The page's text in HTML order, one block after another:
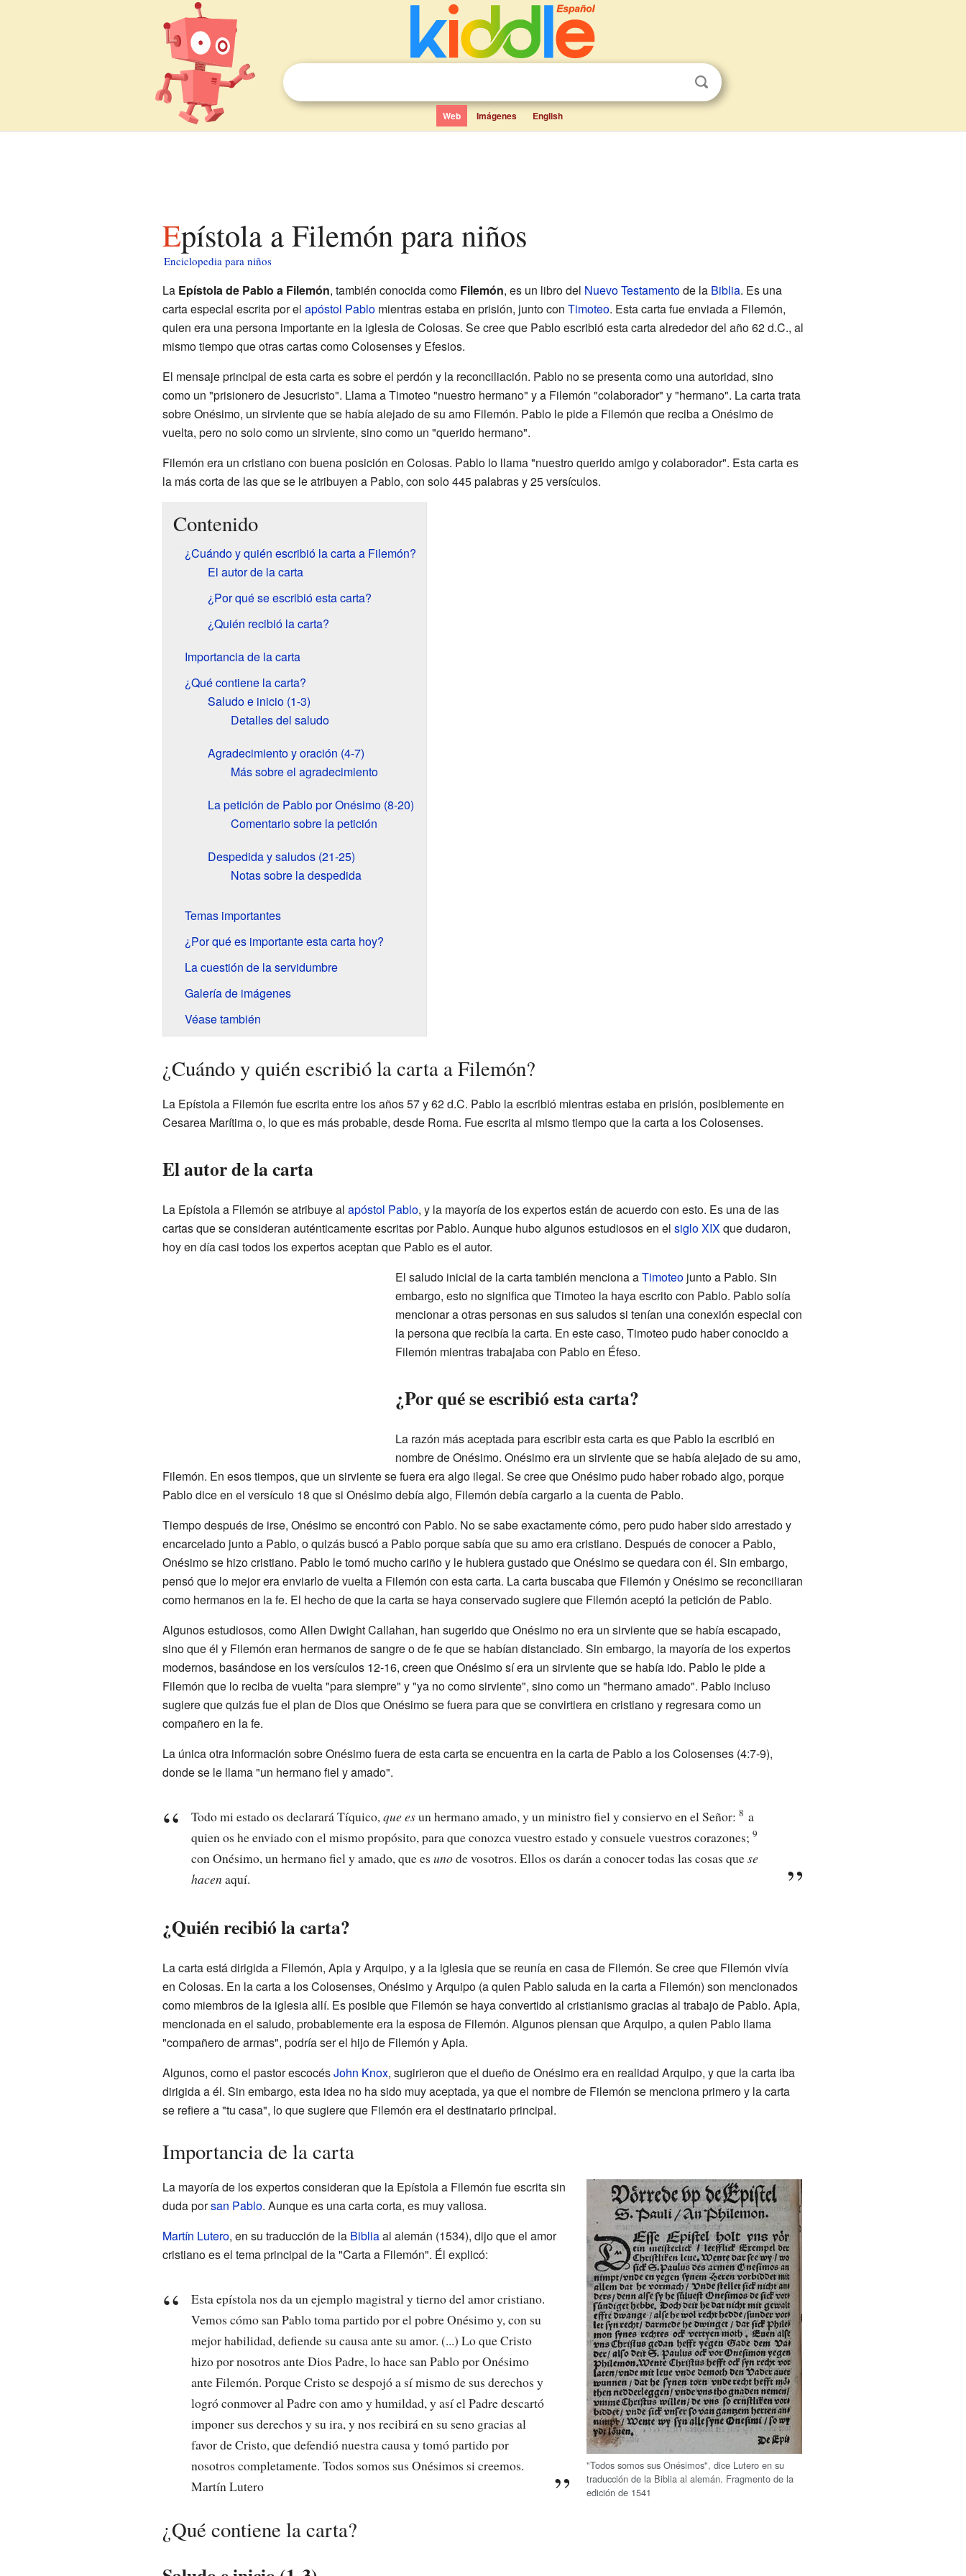
Web Imágenes English
Epístola a Filemón para niños
Enciclopedia para niños
La Epístola de Pablo a Filemón, también conocida como Filemón, es un libro del Nuevo Testamentode la Biblia. Es una
carta especial escrita por el apóstol Pablomientras estaba en prisión, junto con Timoteo. Esta carta fue enviada a Filemón,
quien era una persona importante en la iglesia de Colosas. Se cree que Pablo escribió esta carta alrededor del año 62 d.C., al
mismo tiempo que otras cartas como Colosenses y Efesios.
El mensaje principal de esta carta es sobre el perdón y la reconciliación. Pablo no se presenta como una autoridad, sino
como un "prisionero de Jesucristo". Llama a Timoteo "nuestro hermano" y a Filemón "colaborador" y "hermano". La carta trata
sobre Onésimo, un sirviente que se había alejado de su amo Filemón. Pablo le pide a Filemón que reciba a Onésimo de
vuelta, pero no solo como un sirviente, sino como un "querido hermano".
Filemón era un cristiano con buena posición en Colosas. Pablo lo llama "nuestro querido amigo y colaborador". Esta carta es
la más corta de las que se le atribuyen a Pablo, con solo 445 palabras y 25 versículos.
Contenido
¿Cuándo y quién escribió la carta a Filemón?
El autor de la carta
¿Por qué se escribió esta carta?
¿Quién recibió la carta?
Importancia de la carta
¿Qué contiene la carta?
Saludo e inicio (1-3)
Detalles del saludo
Agradecimiento y oración (4-7)
Más sobre el agradecimiento
La petición de Pablo por Onésimo (8-20)
Comentario sobre la petición
Despedida y saludos (21-25)
Notas sobre la despedida
Temas importantes
¿Por qué es importante esta carta hoy?
La cuestión de la servidumbre
Galería de imágenes
Véase también
¿Cuándo y quién escribió la carta a Filemón?
La Epístola a Filemón fue escrita entre los años 57 y 62 d.C. Pablo la escribió mientras estaba en prisión, posiblemente en
Cesarea Marítima o, lo que es más probable, desde Roma. Fue escrita al mismo tiempo que la carta a los Colosenses.
El autor de la carta
La Epístola a Filemón se atribuye al apóstol Pablo, y la mayoría de los expertos están de acuerdo con esto. Es una de las
cartas que se consideran auténticamente escritas por Pablo. Aunque hubo algunos estudiosos en el siglo XIXque dudaron,
hoy en día casi todos los expertos aceptan que Pablo es el autor.
El saludo inicial de la carta también menciona aTimoteojunto a Pablo. Sin
embargo, esto no significa que Timoteo la haya escrito con Pablo. Pablo solía
mencionar a otras personas en sus saludos si tenían una conexión especial con
la persona que recibía la carta. En este caso, Timoteo pudo haber conocido a
Filemón mientras trabajaba con Pablo en Éfeso.
¿Por qué se escribió esta carta?
La razón más aceptada para escribir esta carta es que Pablo la escribió en
nombre de Onésimo. Onésimo era un sirviente que se había alejado de su amo,
Filemón. En esos tiempos, que un sirviente se fuera era algo ilegal. Se cree que Onésimo pudo haber robado algo, porque
Pablo dice en el versículo 18 que si Onésimo debía algo, Filemón debía cargarlo a la cuenta de Pablo.
Tiempo después de irse, Onésimo se encontró con Pablo. No se sabe exactamente cómo, pero pudo haber sido arrestado y
encarcelado junto a Pablo, o quizás buscó a Pablo porque sabía que su amo era cristiano. Después de conocer a Pablo,
Onésimo se hizo cristiano. Pablo le tomó mucho cariño y le hubiera gustado que Onésimo se quedara con él. Sin embargo,
pensó que lo mejor era enviarlo de vuelta a Filemón con esta carta. La carta buscaba que Filemón y Onésimo se reconciliaran
como hermanos en la fe. El hecho de que la carta se haya conservado sugiere que Filemón aceptó la petición de Pablo.
Algunos estudiosos, como Allen Dwight Callahan, han sugerido que Onésimo no era un sirviente que se había escapado,
sino que él y Filemón eran hermanos de sangre o de fe que se habían distanciado. Sin embargo, la mayoría de los expertos
modernos, basándose en los versículos 12-16, creen que Onésimo sí era un sirviente que se había ido. Pablo le pide a
Filemón que lo reciba de vuelta "para siempre" y "ya no como sirviente", sino como un "hermano amado". Pablo incluso
sugiere que quizás fue el plan de Dios que Onésimo se fuera para que se convirtiera en cristiano y regresara como un
compañero en la fe.
La única otra información sobre Onésimo fuera de esta carta se encuentra en la carta de Pablo a los Colosenses (4:7-9),
donde se le llama "un hermano fiel y amado".
Todo mi estado os declarará Tíquico, que esun hermano amado, y un ministro fiel y consiervo en el Señor: 8 a
quien os he enviado con el mismo propósito, para que conozca vuestro estado y consuele vuestros corazones; 9
con Onésimo, un hermano fiel y amado, que es unode vosotros. Ellos os darán a conocer todas las cosas quese
hacen aquí.
¿Quién recibió la carta?
La carta está dirigida a Filemón, Apia y Arquipo, y a la iglesia que se reunía en casa de Filemón. Se cree que Filemón vivía
en Colosas. En la carta a los Colosenses, Onésimo y Arquipo (a quien Pablo saluda en la carta a Filemón) son mencionados
como miembros de la iglesia allí. Es posible que Filemón se haya convertido al cristianismo gracias al trabajo de Pablo. Apia,
mencionada en el saludo, probablemente era la esposa de Filemón. Algunos piensan que Arquipo, a quien Pablo llama
"compañero de armas", podría ser el hijo de Filemón y Apia.
Algunos, como el pastor escocésJohn Knox, sugirieron que el dueño de Onésimo era en realidad Arquipo, y que la carta iba
dirigida a él. Sin embargo, esta idea no ha sido muy aceptada, ya que el nombre de Filemón se menciona primero y la carta
se refiere a "tu casa", lo que sugiere que Filemón era el destinatario principal.
Importancia de la carta
"Todos somos sus Onésimos", dice Lutero en su
traducción de la Biblia al alemán. Fragmento de la
edición de 1541
La mayoría de los expertos consideran que la Epístola a Filemón fue escrita sin
duda porsan Pablo. Aunque es una carta corta, es muy valiosa.
Martín Lutero, en su traducción de la Bibliaal alemán (1534), dijo que el amor
cristiano es el tema principal de la "Carta a Filemón". Él explicó:
Esta epístola nos da un ejemplo magistral y tierno del amor cristiano.
Vemos cómo san Pablo toma partido por el pobre Onésimo y, con su
mejor habilidad, defiende su causa ante su amor. (...) Lo que Cristo
hizo por nosotros ante Dios Padre, lo hace san Pablo por Onésimo
ante Filemón. Porque Cristo se despojó a sí mismo de sus derechos y
logró conmover al Padre con amo y humildad, y así el Padre descartó
imponer sus derechos y su ira, y nos recibirá en su seno gracias al
favor de Cristo, que defendió nuestra causa y tomó partido por
nosotros completamente. Todos somos sus Onésimos si creemos.
Martín Lutero
¿Qué contiene la carta?